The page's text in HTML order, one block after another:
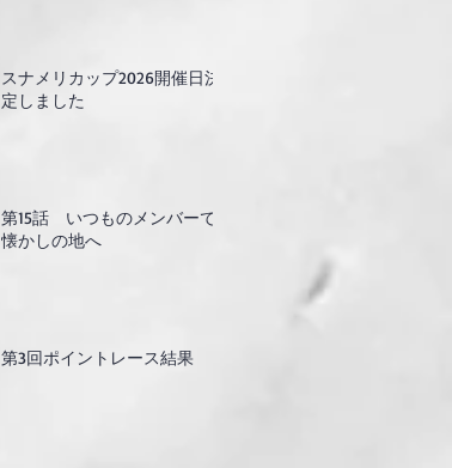
スナメリカップ2026開催日決
定しました
第15話 いつものメンバーで
懐かしの地へ
第3回ポイントレース結果